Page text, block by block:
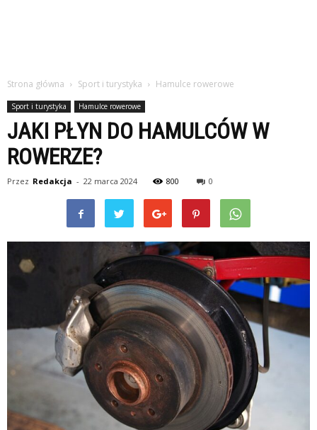
Strona główna Sport i turystyka Hamulce rowerowe
Sport i turystyka Hamulce rowerowe
JAKI PŁYN DO HAMULCÓW W
ROWERZE?
Przez Redakcja - 22 marca 2024 800 0